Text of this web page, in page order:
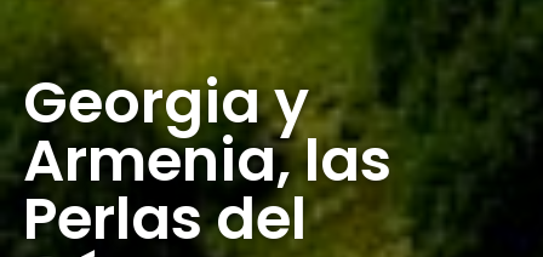
Georgia y
Armenia, las
Perlas del